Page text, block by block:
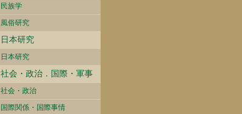
民族学
風俗研究
日本研究
日本研究
社会・政治．国際・軍事
社会・政治
国際関係・国際事情